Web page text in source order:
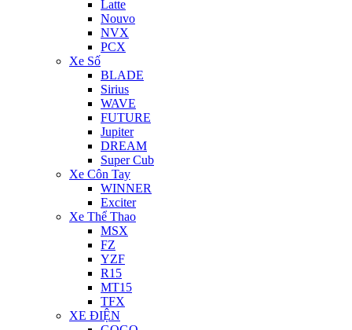
Latte
Nouvo
NVX
PCX
Xe Số
BLADE
Sirius
WAVE
FUTURE
Jupiter
DREAM
Super Cub
Xe Côn Tay
WINNER
Exciter
Xe Thể Thao
MSX
FZ
YZF
R15
MT15
TFX
XE ĐIỆN